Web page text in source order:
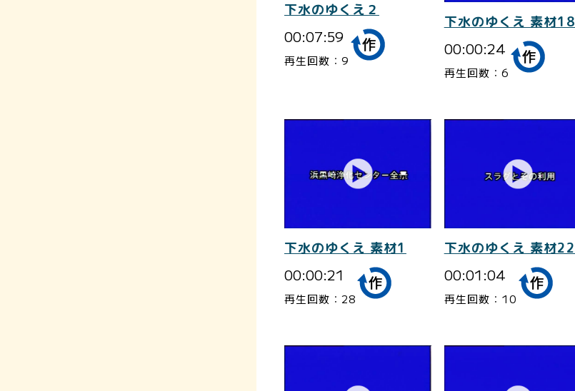
下水のゆくえ２
00:07:59
再生回数：9
下水のゆくえ 素材18
00:00:24
再生回数：6
下水のゆくえ 素材1
00:00:21
再生回数：28
下水のゆくえ 素材22
00:01:04
再生回数：10